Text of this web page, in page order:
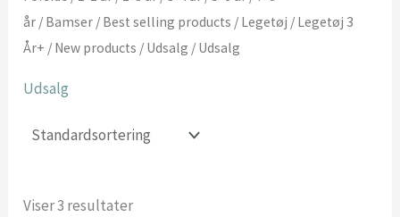
år / Bamser / Best selling products / Legetøj / Legetøj 3
År+ / New products / Udsalg / Udsalg
Udsalg
Viser 3 resultater